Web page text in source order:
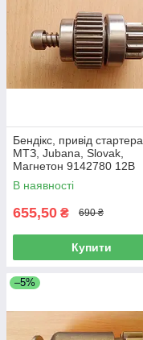
Бендікс, привід стартера
МТЗ, Jubana, Slovak,
Магнетон 9142780 12В
2.7кВт 24В 3,5кВт
В наявності
655,50 ₴ 690 ₴
Купити
–5%